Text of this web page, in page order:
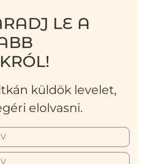
LE A
küldök levelet,
elolvasni.